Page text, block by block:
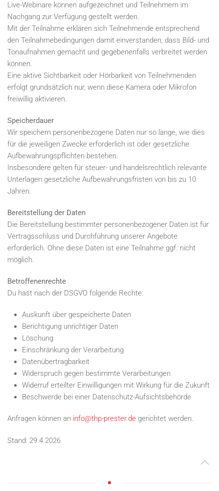
Live-Webinare können aufgezeichnet und Teilnehmern im
Nachgang zur Verfügung gestellt werden.
Mit der Teilnahme erklären sich Teilnehmende entsprechend
den Teilnahmebedingungen damit einverstanden, dass Bild- und
Tonaufnahmen gemacht und gegebenenfalls verbreitet werden
können.
Eine aktive Sichtbarkeit oder Hörbarkeit von Teilnehmenden
erfolgt grundsätzlich nur, wenn diese Kamera oder Mikrofon
freiwillig aktivieren.
Speicherdauer
Wir speichern personenbezogene Daten nur so lange, wie dies
für die jeweiligen Zwecke erforderlich ist oder gesetzliche
Aufbewahrungspflichten bestehen.
Insbesondere gelten für steuer- und handelsrechtlich relevante
Unterlagen gesetzliche Aufbewahrungsfristen von bis zu 10
Jahren.
Bereitstellung der Daten
Die Bereitstellung bestimmter personenbezogener Daten ist für
Vertragsschluss und Durchführung unserer Angebote
erforderlich. Ohne diese Daten ist eine Teilnahme ggf. nicht
möglich.
Betroffenenrechte
Du hast nach der DSGVO folgende Rechte:
Auskunft über gespeicherte Daten
Berichtigung unrichtiger Daten
Löschung
Einschränkung der Verarbeitung
Datenübertragbarkeit
Widerspruch gegen bestimmte Verarbeitungen
Widerruf erteilter Einwilligungen mit Wirkung für die Zukunft
Beschwerde bei einer Datenschutz-Aufsichtsbehörde
Anfragen können an info@thp-prester.de gerichtet werden.
Stand: 29.4.2026